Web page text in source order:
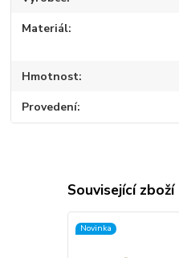
Materiál
Hmotnost
Provedení
Související zboží
Novinka